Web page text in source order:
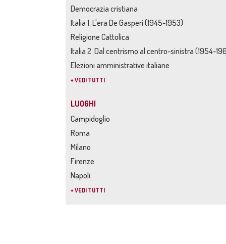
Democrazia cristiana
Italia 1. L'era De Gasperi (1945-1953)
Religione Cattolica
Italia 2. Dal centrismo al centro-sinistra (1954-
Elezioni amministrative italiane
+ VEDI TUTTI
LUOGHI
Campidoglio
Roma
Milano
Firenze
Napoli
+ VEDI TUTTI